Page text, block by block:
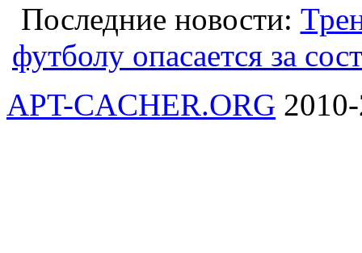
Последние новости:
футболу опасается за
APT-CACHER.ORG